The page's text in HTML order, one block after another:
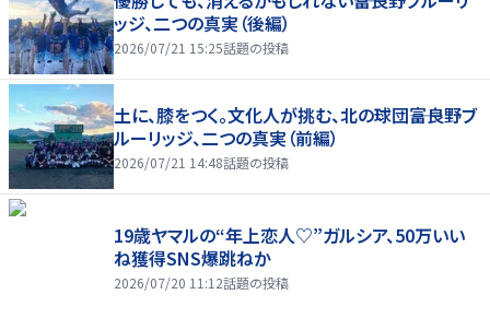
ッジ、二つの真実（後編）
2026/07/21 15:25話題の投稿
土に、膝をつく。文化人が挑む、北の球団――富良野ブ
ルーリッジ、二つの真実（前編）
2026/07/21 14:48話題の投稿
19歳ヤマルの“年上恋人♡”ガルシア、50万いい
ね獲得SNS爆跳ねか
2026/07/20 11:12話題の投稿